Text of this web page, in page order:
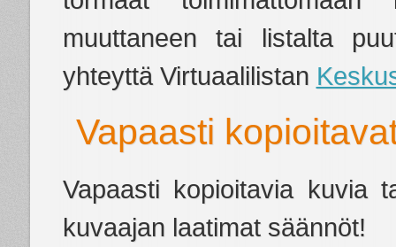
muuttaneen tai listalta
yhteyttä Virtuaalilistan
Vapaasti
Vapaasti kopioitavia kuvia
kuvaajan laatimat säännöt!